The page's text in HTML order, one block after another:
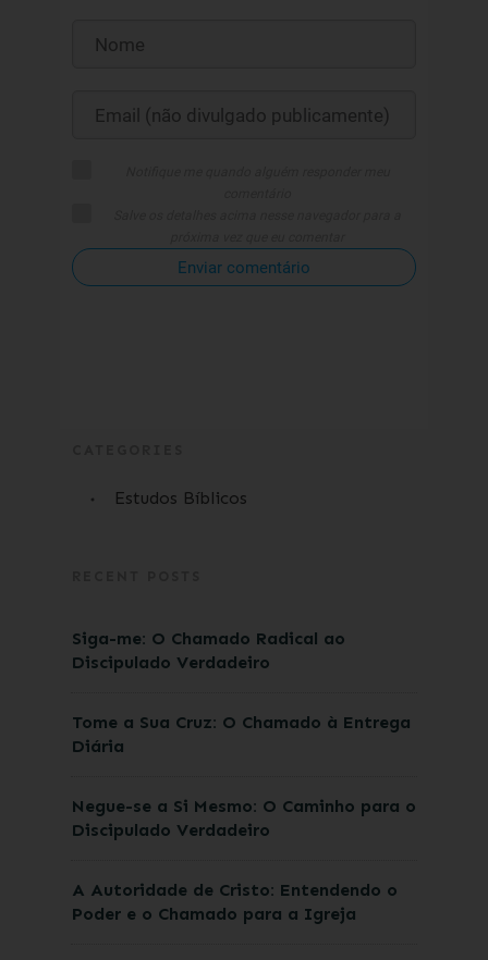
Enviar comentário
Estudos Bíblicos
Siga-me: O Chamado Radical ao
Discipulado Verdadeiro
Tome a Sua Cruz: O Chamado à Entrega
Diária
Negue-se a Si Mesmo: O Caminho para o
Discipulado Verdadeiro
A Autoridade de Cristo: Entendendo o
Poder e o Chamado para a Igreja